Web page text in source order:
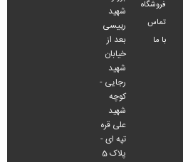
فروشگاه
تماس
با ما
شهید
رییسی
بعد از
خیابان
شهید
رجایی -
کوچه
شهید
علی قره
تپه ای -
پلاک 5